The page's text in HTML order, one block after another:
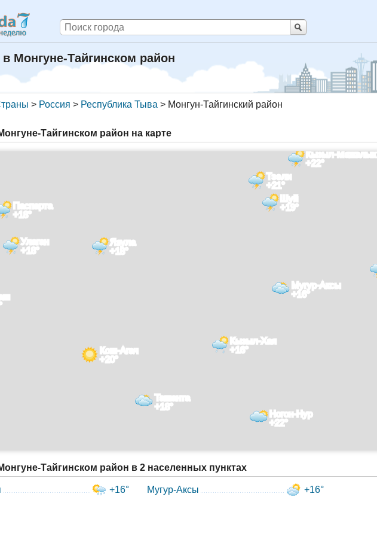
в Монгуне-Тайгинском район
> Россия > Республика Тыва > Монгун-Тайгинский район
Тайгинском район на карте
Кош-Агач
+20°
Мугур-Аксы
+16°
Тээли
+21°
Улаган
+18°
Ташанта
+18°
Ногон-Нур
+22°
Кызыл-Мажалык
+22°
Кызыл-Хая
+16°
Язула
+18°
Шуй
+19°
Паспарта
+18°
Тайгинском район в 2 населенных пунктах
+16° Мугур-Аксы +16°